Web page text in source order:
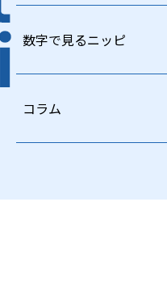
数字で見るニッピ
コラム